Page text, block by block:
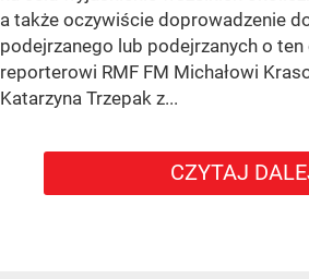
a także oczywiście doprowadzenie
podejrzanego lub podejrzanych o ten
reporterowi RMF FM Michałowi
Katarzyna Trzepak z...
CZYTAJ